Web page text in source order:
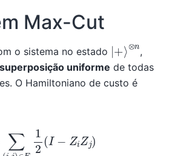
Max-Cut
o sistema no estado | ⟩
⊗ n
,
superposição uniforme de todas
O Hamiltoniano de custo é
E